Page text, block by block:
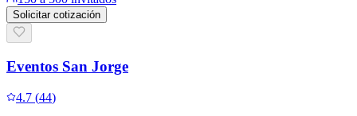
Solicitar cotización
Eventos San Jorge
4.7 (44)